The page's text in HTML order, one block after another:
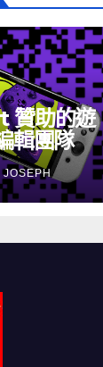
贊助的遊
輯團隊
JOSEPH